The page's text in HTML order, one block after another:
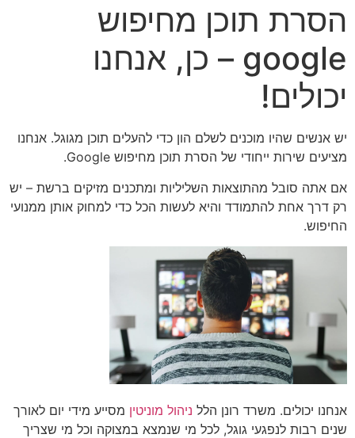
הסרת תוכן מחיפוש
google – כן, אנחנו
יכולים!
יש אנשים שהיו מוכנים לשלם הון כדי להעלים תוכן מגוגל. אנחנו
מציעים שירות ייחודי של הסרת תוכן מחיפוש Google.
אם אתה סובל מהתוצאות השליליות ומתכנים מזיקים ברשת – יש
רק דרך אחת להתמודד והיא לעשות הכל כדי למחוק אותן ממנועי
החיפוש.
אנחנו יכולים. משרד רונן הלל ניהול מוניטין מסייע מידי יום לאורך
שנים רבות לנפגעי גוגל, לכל מי שנמצא במצוקה וכל מי שצריך